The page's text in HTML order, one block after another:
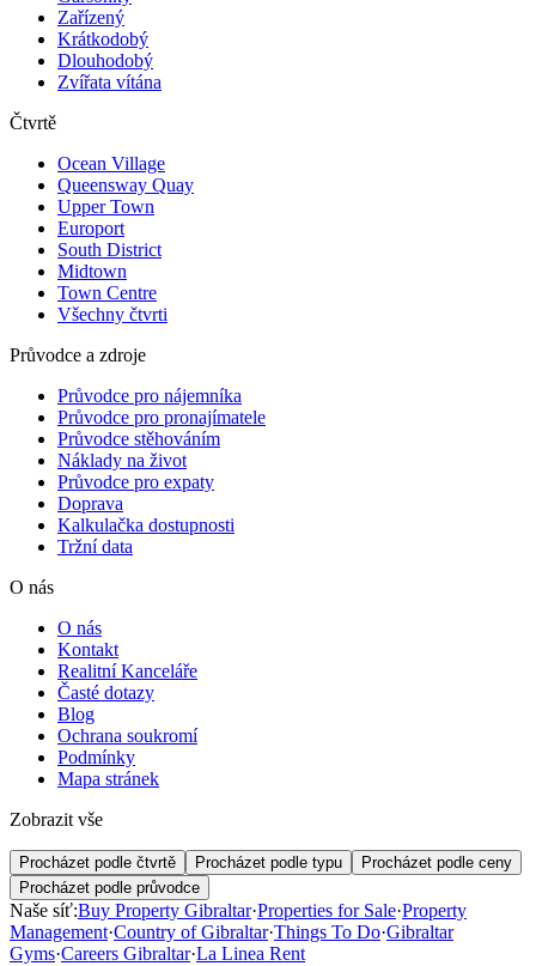
Zařízený
Krátkodobý
Dlouhodobý
Zvířata vítána
Čtvrtě
Ocean Village
Queensway Quay
Upper Town
Europort
South District
Midtown
Town Centre
Všechny čtvrti
Průvodce a zdroje
Průvodce pro nájemníka
Průvodce pro pronajímatele
Průvodce stěhováním
Náklady na život
Průvodce pro expaty
Doprava
Kalkulačka dostupnosti
Tržní data
O nás
O nás
Kontakt
Realitní Kanceláře
Časté dotazy
Blog
Ochrana soukromí
Podmínky
Mapa stránek
Zobrazit vše
Procházet podle čtvrtě Procházet podle typu
Procházet podle ceny
Procházet podle průvodce
Naše síť:Buy Property Gibraltar·Properties for Sale·Property
Management·Country of Gibraltar·Things To Do·Gibraltar
Gyms·Careers Gibraltar·La Linea Rent